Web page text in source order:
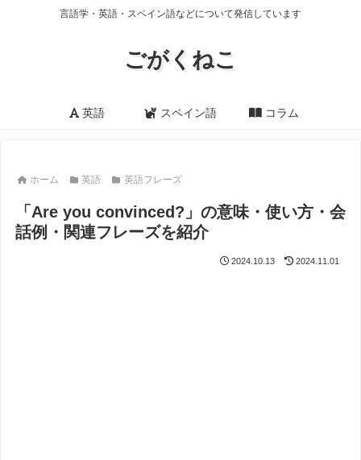
言語学・英語・スペイン語などについて発信しています
ごがくねこ
英語 スペイン語 コラム
ホーム 英語 英語フレーズ
「Are you convinced?」の意味・使い方・会
話例・関連フレーズを紹介
2024.10.13 2024.11.01